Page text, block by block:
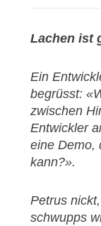
Lachen ist
Ein
begrüsst:
zwischen
Entwickler
eine Demo,
kann?».
Petrus
schwupps